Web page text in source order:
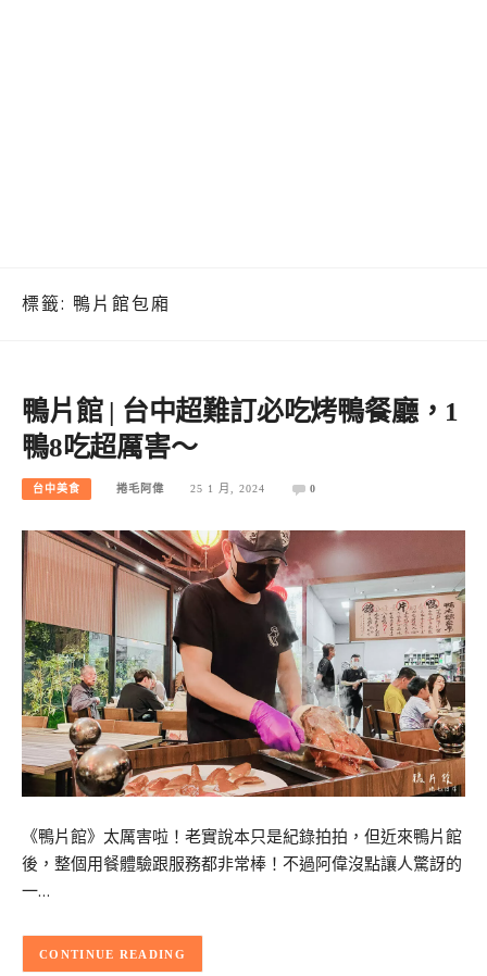
標籤: 鴨片館包廂
鴨片館 | 台中超難訂必吃烤鴨餐廳，1
鴨8吃超厲害～
台中美食 捲毛阿偉 25 1 月, 2024 0
《鴨片館》太厲害啦！老實說本只是紀錄拍拍，但近來鴨片館
後，整個用餐體驗跟服務都非常棒！不過阿偉沒點讓人驚訝的
一…
CONTINUE READING